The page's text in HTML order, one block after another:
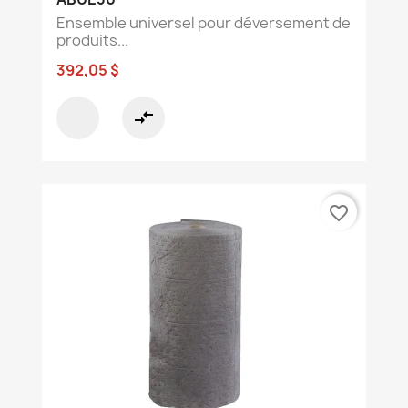
Ensemble universel pour déversement de
produits...
392,05 $
compare_arrows
favorite_border